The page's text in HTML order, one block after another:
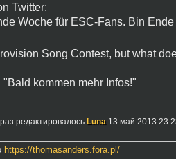
Twitter:
Woche für ESC-Fans. Bin
Song Contest, but what
"Bald kommen mehr Infos!"
редактировалось Luna 13 май 2013
https://thomasanders.fora.pl/